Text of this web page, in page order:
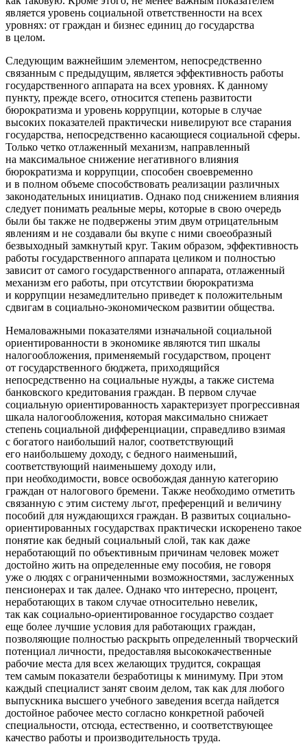
является уровень социальной ответственности на всех
уровнях: от граждан и бизнес единиц до государства
в целом.
Следующим важнейшим элементом, непосредственно
связанным с предыдущим, является эффективность работы
государственного аппарата на всех уровнях. К данному
пункту, прежде всего, относится степень развитости
бюрократизма и уровень коррупции, которые в случае
высоких показателей практически нивелируют все старания
государства, непосредственно касающиеся социальной сферы.
Только четко отлаженный механизм, направленный
на максимальное снижение негативного влияния
бюрократизма и коррупции, способен своевременно
и в полном объеме способствовать реализации различных
законодательных инициатив. Однако под снижением влияния
следует понимать реальные меры, которые в свою очередь
были бы также не подвержены этим двум отрицательным
явлениям и не создавали бы вкупе с ними своеобразный
безвыходный замкнутый круг. Таким образом, эффективность
работы государственного аппарата целиком и полностью
зависит от самого государственного аппарата, отлаженный
механизм его работы, при отсутствии бюрократизма
и коррупции незамедлительно приведет к положительным
сдвигам в социально-экономическом развитии общества.
Немаловажными показателями изначальной социальной
ориентированности в экономике являются тип шкалы
налогообложения, применяемый государством, процент
от государственного бюджета, приходящийся
непосредственно на социальные нужды, а также система
банковского кредитования граждан. В первом случае
социальную ориентированность характеризует прогрессивная
шкала налогообложения, которая максимально снижает
степень социальной дифференциации, справедливо взимая
с богатого наибольший налог, соответствующий
его наибольшему доходу, с бедного наименьший,
соответствующий наименьшему доходу или,
при необходимости, вовсе освобождая данную категорию
граждан от налогового бремени. Также необходимо отметить
связанную с этим систему льгот, преференций и величину
пособий для нуждающихся граждан. В развитых социально-
ориентированных государствах практически искоренено такое
понятие как бедный социальный слой, так как даже
неработающий по объективным причинам человек может
достойно жить на определенные ему пособия, не говоря
уже о людях с ограниченными возможностями, заслуженных
пенсионерах и так далее. Однако что интересно, процент,
неработающих в таком случае относительно невелик,
так как социально-ориентированное государство создает
еще более лучшие условия для работающих граждан,
позволяющие полностью раскрыть определенный творческий
потенциал личности, предоставляя высококачественные
рабочие места для всех желающих трудится, сокращая
тем самым показатели безработицы к минимуму. При этом
каждый специалист занят своим делом, так как для любого
выпускника высшего учебного заведения всегда найдется
достойное рабочее место согласно конкретной рабочей
специальности, отсюда, естественно, и соответствующее
качество работы и производительность труда.